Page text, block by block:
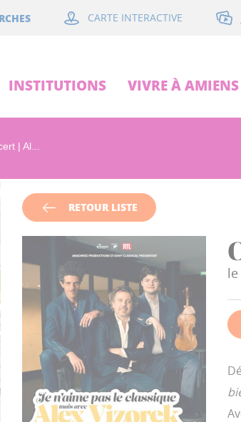
CARTE INTERACTIVE
INSTITUTIONS VIVRE À AMIENS
| Al...
RETOUR LISTE